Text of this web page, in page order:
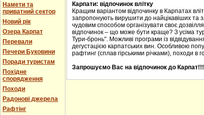
Намети та
приватний сектор
Новий рік
Озера Карпат
Перевали
Печери Буковини
Поради туристам
Похідне
спорядження
Походи
Радонові джерела
Рафтінг
Карпати: відпочинок влітку
Кращим варіантом відпочинку в Карпатах
запропонують вирушити до найцікавіших та
чудовим способом організувати своє
відпочинок – що може бути краще? З усіма
Тури-бронь". Можливі програми із
дегустацією карпатських вин. Особливою
рафтинг (сплав гірськими річками), походи в
Запрошуємо Вас на відпочинок до Карпат!!!